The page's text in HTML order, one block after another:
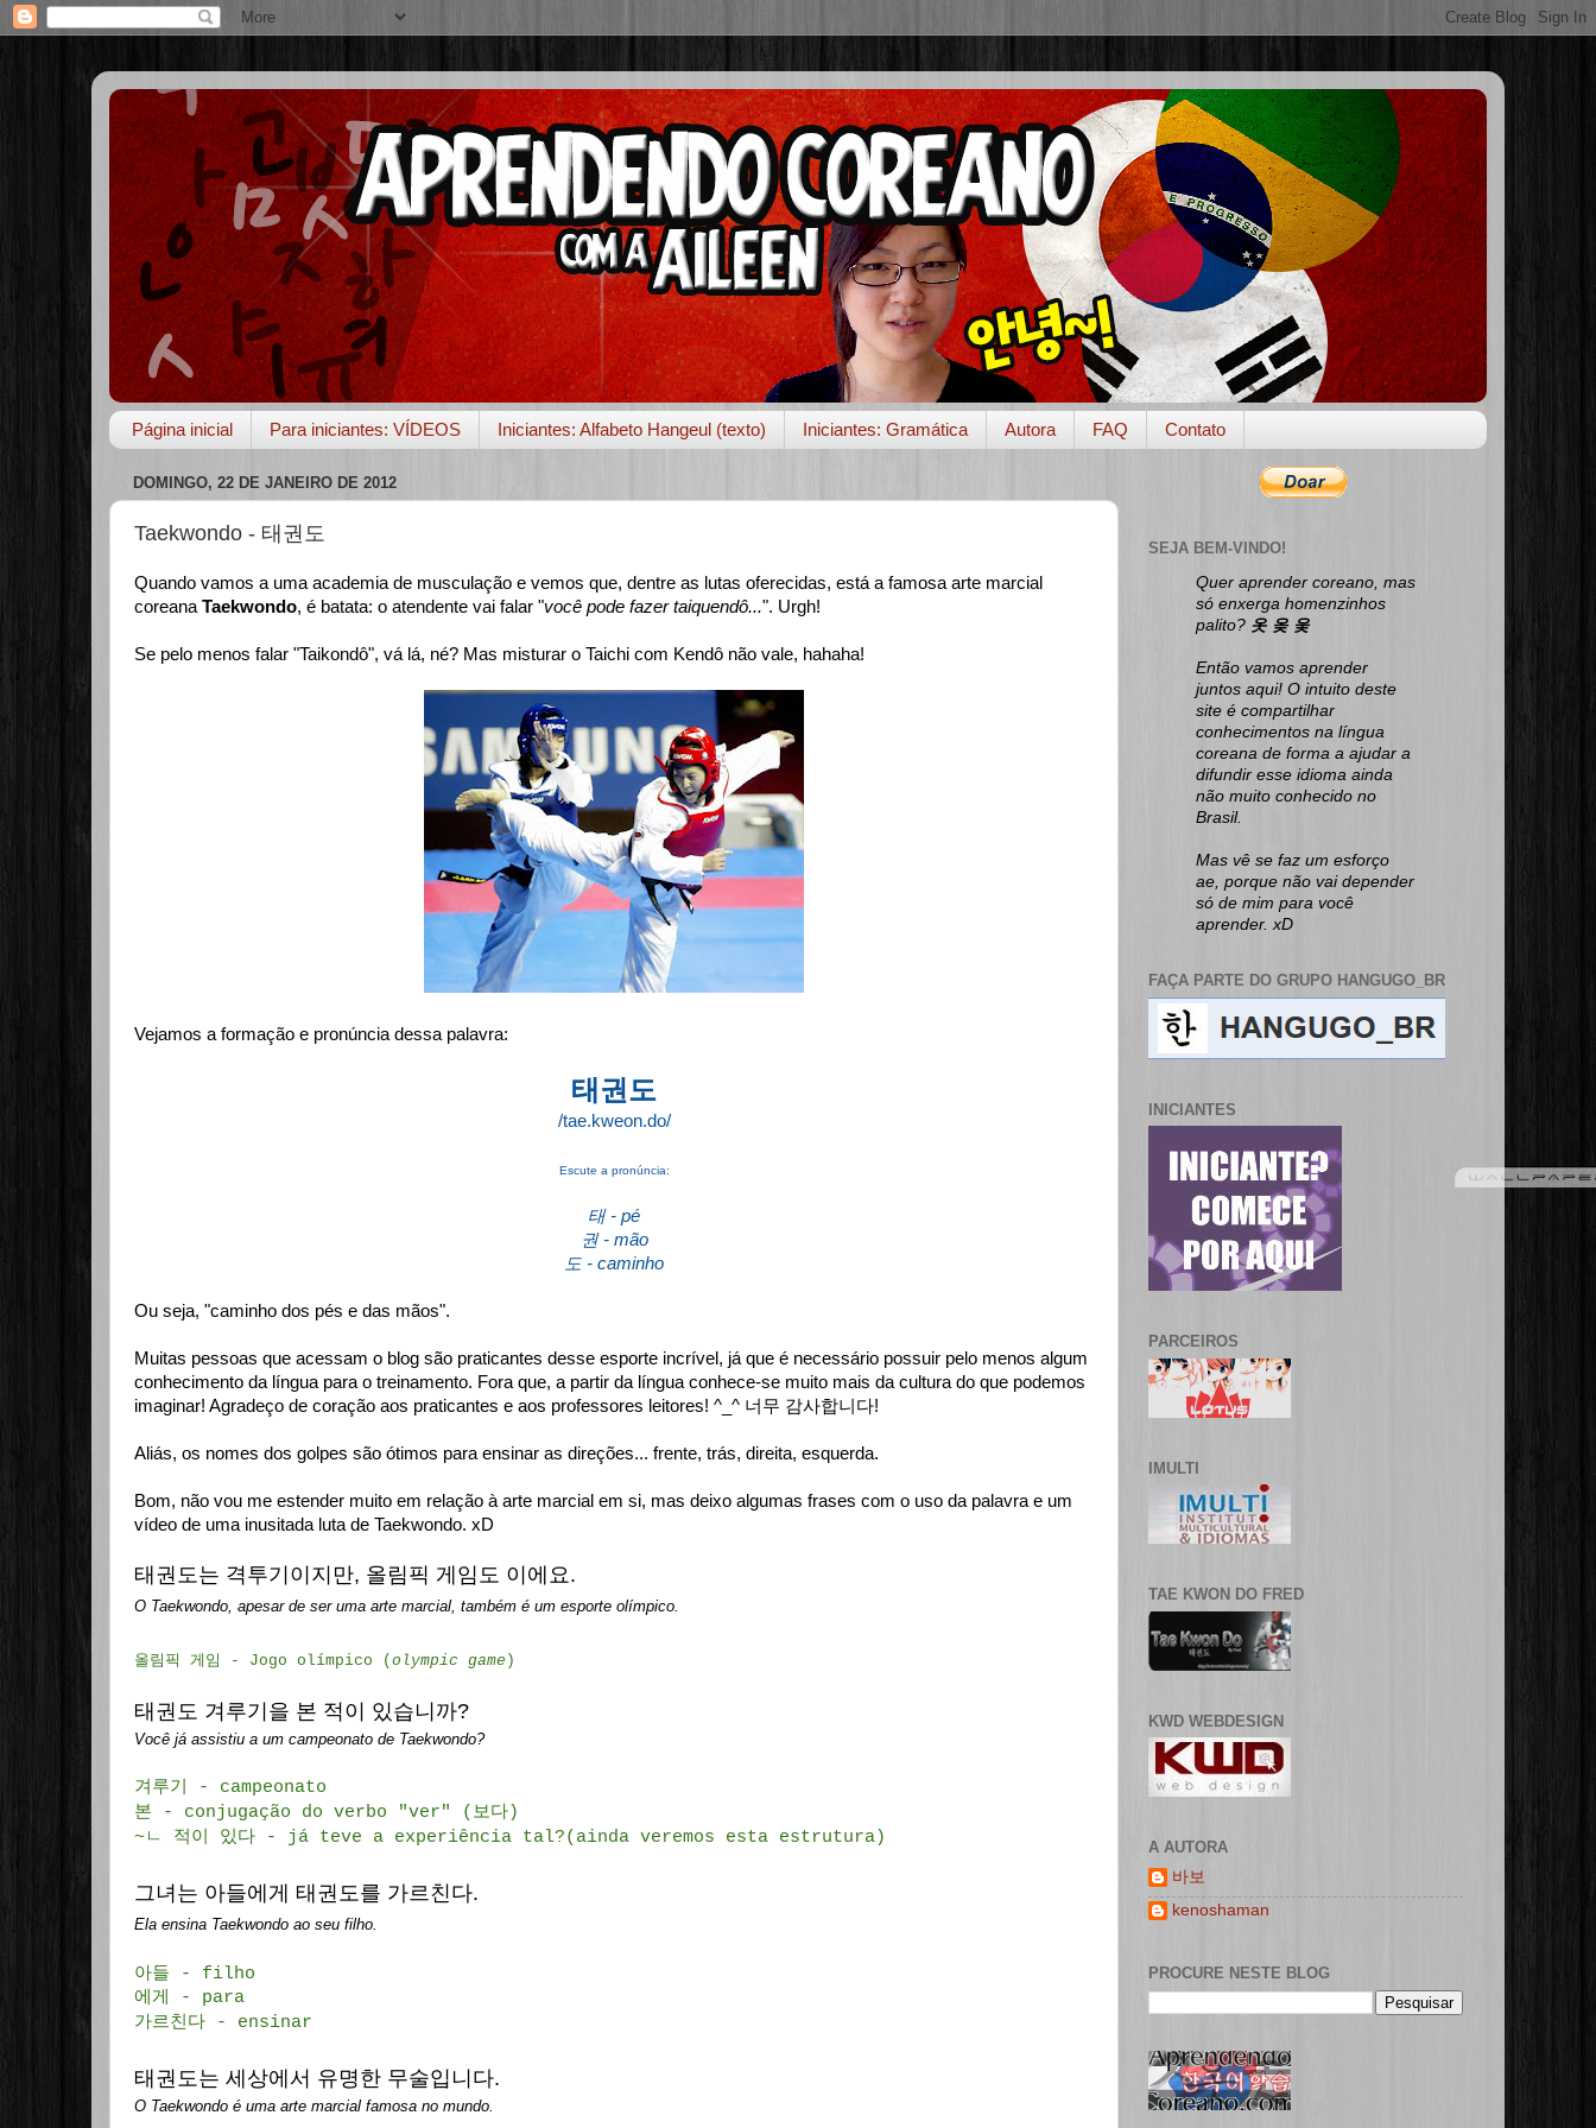
Página inicial Para iniciantes: VÍDEOS Iniciantes: Alfabeto Hangeul (texto) Iniciantes: Gramática Autora FAQ Contato
DOMINGO, 22 DE JANEIRO DE 2012
Taekwondo - 태권도
Quando vamos a uma academia de musculação e vemos que, dentre as lutas oferecidas, está a famosa arte marcial
coreana Taekwondo, é batata: o atendente vai falar "você pode fazer taiquendô...". Urgh!
Se pelo menos falar "Taikondô", vá lá, né? Mas misturar o Taichi com Kendô não vale, hahaha!
Vejamos a formação e pronúncia dessa palavra:
태권도
/tae.kweon.do/
Escute a pronúncia:
태 - pé
권 - mão
도 - caminho
Ou seja, "caminho dos pés e das mãos".
Muitas pessoas que acessam o blog são praticantes desse esporte incrível, já que é necessário possuir pelo menos algum
conhecimento da língua para o treinamento. Fora que, a partir da língua conhece-se muito mais da cultura do que podemos
imaginar! Agradeço de coração aos praticantes e aos professores leitores! ^_^ 너무 감사합니다!
Aliás, os nomes dos golpes são ótimos para ensinar as direções... frente, trás, direita, esquerda.
Bom, não vou me estender muito em relação à arte marcial em si, mas deixo algumas frases com o uso da palavra e um
vídeo de uma inusitada luta de Taekwondo. xD
태권도는 격투기이지만, 올림픽 게임도 이에 요.
O Taekwondo, apesar de ser uma arte marcial, também é um esporte olímpico.
올림픽 게임 - Jogo olímpico ( olympic game )
태권도 겨루기 을 본 적이 있습니까?
Você já assistiu a um campeonato de Taekwondo?
겨루기 - campeonato
본 - conjugação do verbo "ver" (보다)
~ㄴ 적이 있다 - já teve a experiência tal?(ainda veremos esta estrutura)
그녀는 아들에게 태권도를 가르친다.
Ela ensina Taekwondo ao seu filho.
아들 - filho
에게 - para
가르친다 - ensinar
태권도는 세상에서 유명한 무술입니다.
O Taekwondo é uma arte marcial famosa no mundo.
SEJA BEM-VINDO!
Quer aprender coreano, mas
só enxerga homenzinhos
palito? 옷 옺 웆
Então vamos aprender
juntos aqui! O intuito deste
site é compartilhar
conhecimentos na língua
coreana de forma a ajudar a
difundir esse idioma ainda
não muito conhecido no
Brasil.
Mas vê se faz um esforço
ae, porque não vai depender
só de mim para você
aprender. xD
FAÇA PARTE DO GRUPO HANGUGO_BR
INICIANTES
PARCEIROS
IMULTI
TAE KWON DO FRED
KWD WEBDESIGN
A AUTORA
바보
kenoshaman
PROCURE NESTE BLOG